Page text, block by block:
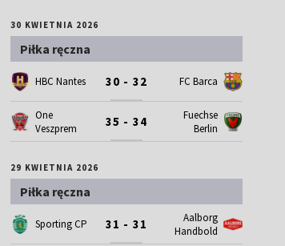
30 KWIETNIA 2026
Piłka ręczna
HBC Nantes 30 - 32 FC Barca
One
Veszprem
35 - 34
Fuechse
Berlin
29 KWIETNIA 2026
Piłka ręczna
Sporting CP 31 - 31
Aalborg
Handbold